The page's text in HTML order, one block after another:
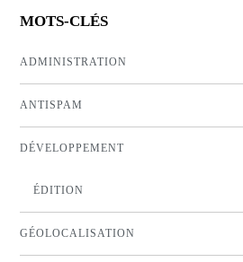
MOTS-CLÉS
ADMINISTRATION
ANTISPAM
DÉVELOPPEMENT
ÉDITION
GÉOLOCALISATION